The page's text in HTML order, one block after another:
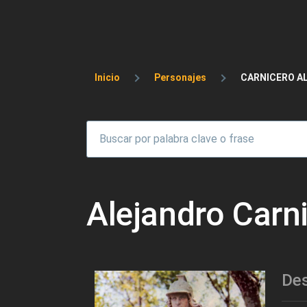
Sobrescribir enlaces
Inicio Personajes CARNICERO
Alejandro